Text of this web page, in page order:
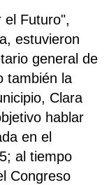
el Futuro",
estuvieron
general de
también la
Clara
hablar
en el
al tiempo
Congreso